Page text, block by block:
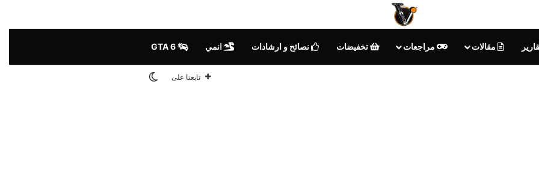
مقالات مراجعات تخفيضات نصائح و ارشادات انمي
تابعنا على الوضع المظلم